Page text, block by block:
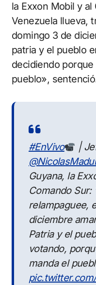
la Exxon Mobil y
Venezuela llueva,
domingo 3 de
patria y el pueblo
decidiendo
pueblo»,
#EnVivo
|
Guyana, la
Comando Sur:
relampaguee,
diciembre
Patria y el
votando,
manda el